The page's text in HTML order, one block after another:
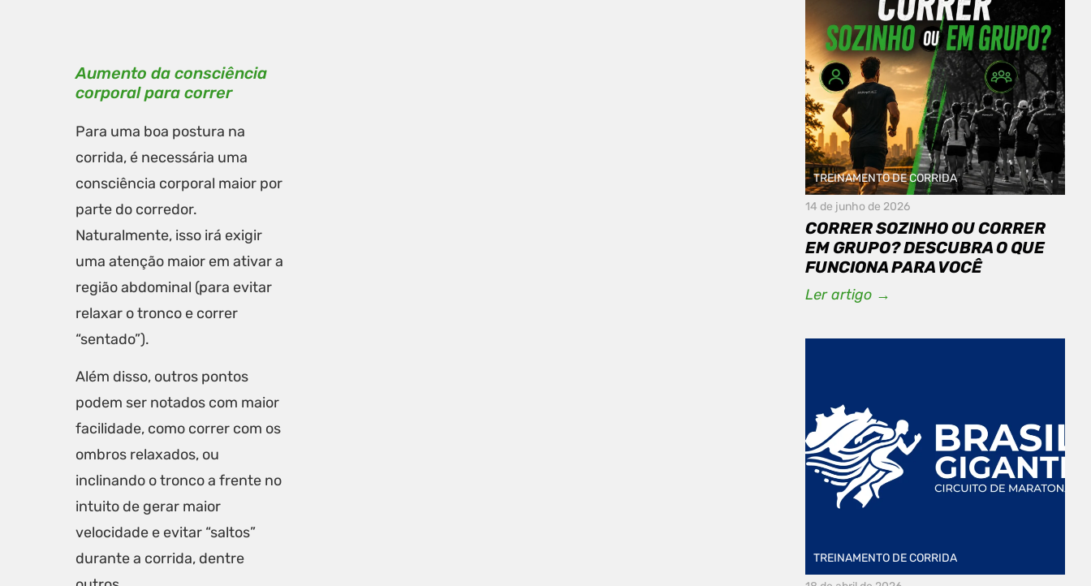
Aumento da consciência
corporal para correr
Para uma boa postura na
corrida, é necessária uma
consciência corporal maior por
parte do corredor.
Naturalmente, isso irá exigir
uma atenção maior em ativar a
região abdominal (para evitar
relaxar o tronco e correr
“sentado”).
Além disso, outros pontos
podem ser notados com maior
facilidade, como correr com os
ombros relaxados, ou
inclinando o tronco a frente no
intuito de gerar maior
velocidade e evitar “saltos”
durante a corrida, dentre
TREINAMENTO DE CORRIDA
14 de junho de 2026
CORRER SOZINHO OU CORRER
EM GRUPO? DESCUBRA O QUE
FUNCIONA PARA VOCÊ
Ler artigo →
TREINAMENTO DE CORRIDA